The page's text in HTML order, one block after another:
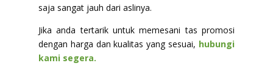
saja sangat jauh dari aslinya.
Jika anda tertarik untuk memesani tas promosi
dengan harga dan kualitas yang sesuai, hubungi
kami segera.